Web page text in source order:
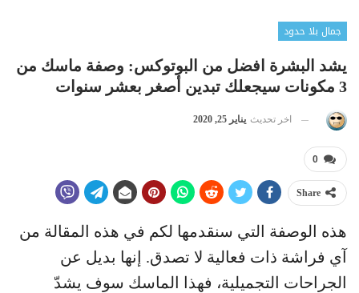
جمال بلا حدود
يشد البشرة افضل من البوتوكس: وصفة ماسك من
3 مكونات سيجعلك تبدين أصغر بعشر سنوات
اخر تحديث يناير 25, 2020
0
Share
هذه الوصفة التي سنقدمها لكم في هذه المقالة من
آي فراشة ذات فعالية لا تصدق. إنها بديل عن
الجراحات التجميلية، فهذا الماسك سوف يشدّ